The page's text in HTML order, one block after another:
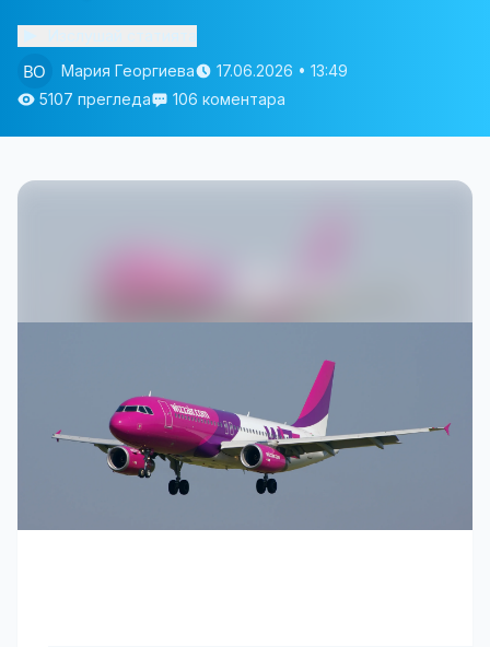
Мария Георгиева
17.06.2026 • 13:49
5107 прегледа
106 коментара